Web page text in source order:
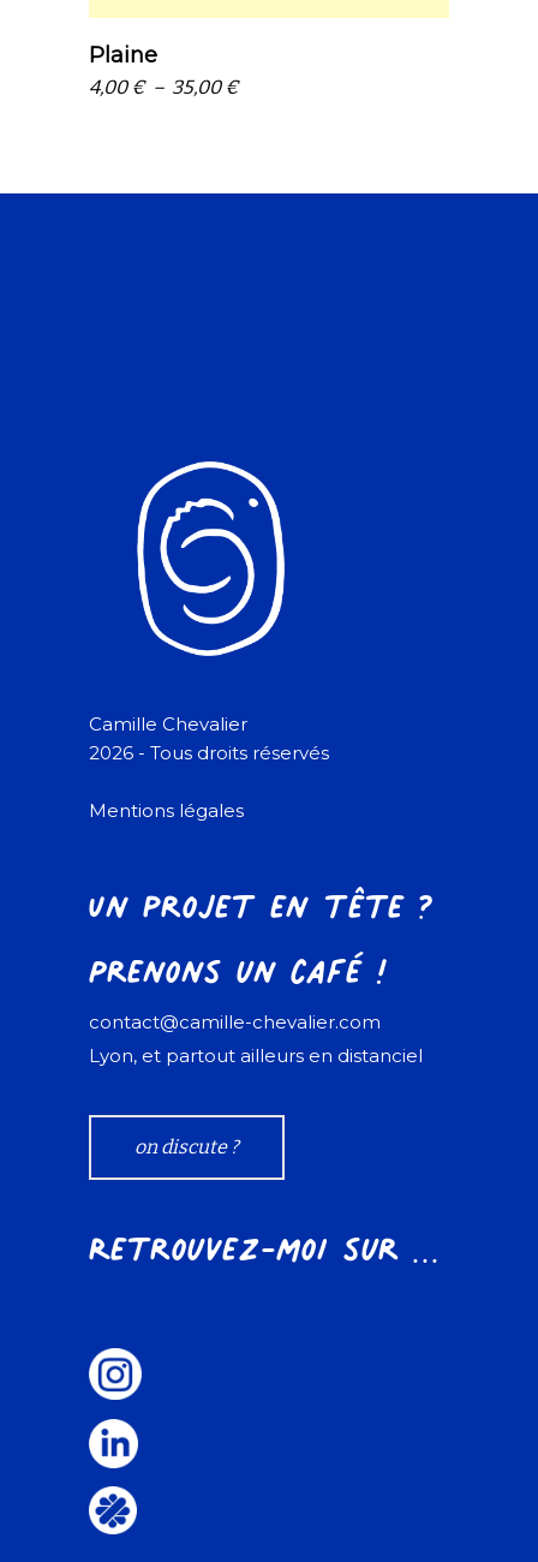
Plaine
4,00 € – 35,00 €Plage
Camille Chevalier
2026 - Tous droits réservés
Mentions légales
Un projet en tête ?
Prenons un café !
contact@camille-chevalier.com
Lyon, et partout ailleurs en distanciel
on discute ?
Retrouvez-moi sur ...